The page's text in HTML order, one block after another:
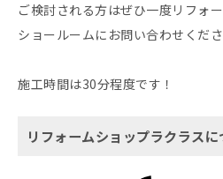
ご検討される方はぜひ一度リフォ
ショールームにお問い合わせくださ
施工時間は30分程度です！
リフォームショップラクラスに